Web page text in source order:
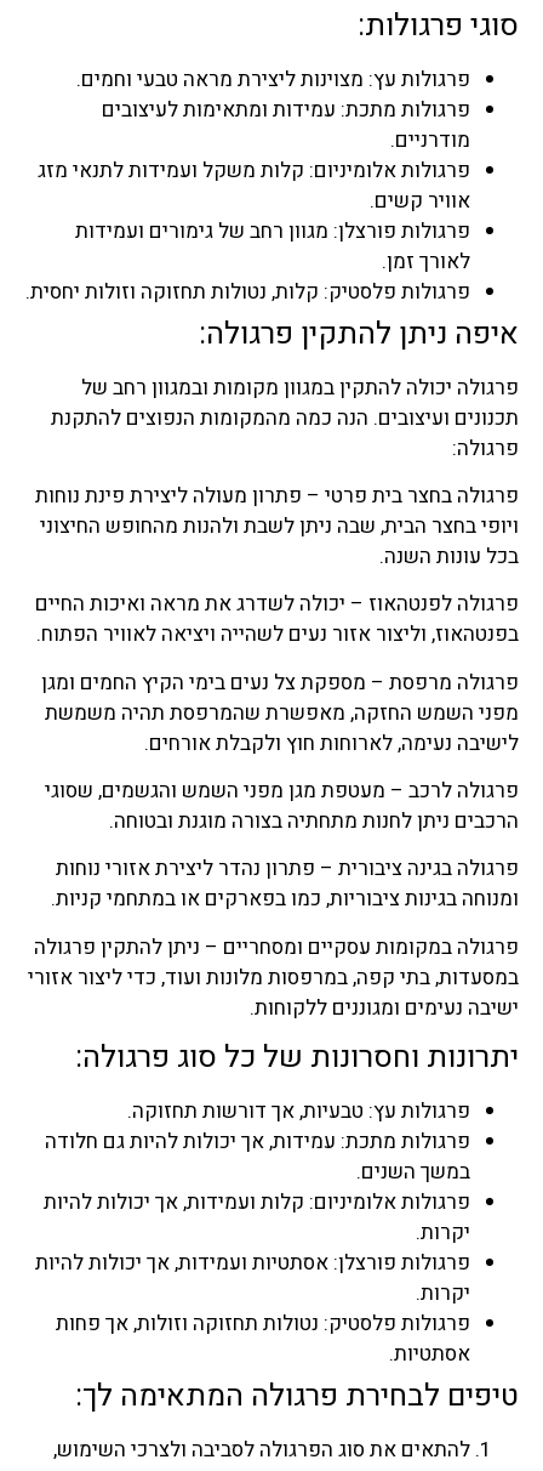
סוגי פרגולות:
פרגולות עץ: מצוינות ליצירת מראה טבעי וחמים.
פרגולות מתכת: עמידות ומתאימות לעיצובים
מודרניים.
פרגולות אלומיניום: קלות משקל ועמידות לתנאי מזג
אוויר קשים.
פרגולות פורצלן: מגוון רחב של גימורים ועמידות
לאורך זמן.
פרגולות פלסטיק: קלות, נטולות תחזוקה וזולות יחסית.
איפה ניתן להתקין פרגולה:
פרגולה יכולה להתקין במגוון מקומות ובמגוון רחב של
תכנונים ועיצובים. הנה כמה מהמקומות הנפוצים להתקנת
פרגולה:
פרגולה בחצר בית פרטי – פתרון מעולה ליצירת פינת נוחות
ויופי בחצר הבית, שבה ניתן לשבת ולהנות מהחופש החיצוני
בכל עונות השנה.
פרגולה לפנטהאוז – יכולה לשדרג את מראה ואיכות החיים
בפנטהאוז, וליצור אזור נעים לשהייה ויציאה לאוויר הפתוח.
פרגולה מרפסת – מספקת צל נעים בימי הקיץ החמים ומגן
מפני השמש החזקה, מאפשרת שהמרפסת תהיה משמשת
לישיבה נעימה, לארוחות חוץ ולקבלת אורחים.
פרגולה לרכב – מעטפת מגן מפני השמש והגשמים, שסוגי
הרכבים ניתן לחנות מתחתיה בצורה מוגנת ובטוחה.
פרגולה בגינה ציבורית – פתרון נהדר ליצירת אזורי נוחות
ומנוחה בגינות ציבוריות, כמו בפארקים או במתחמי קניות.
פרגולה במקומות עסקיים ומסחריים – ניתן להתקין פרגולה
במסעדות, בתי קפה, במרפסות מלונות ועוד, כדי ליצור אזורי
ישיבה נעימים ומגוננים ללקוחות.
יתרונות וחסרונות של כל סוג פרגולה:
פרגולות עץ: טבעיות, אך דורשות תחזוקה.
פרגולות מתכת: עמידות, אך יכולות להיות גם חלודה
במשך השנים.
פרגולות אלומיניום: קלות ועמידות, אך יכולות להיות
יקרות.
פרגולות פורצלן: אסתטיות ועמידות, אך יכולות להיות
יקרות.
פרגולות פלסטיק: נטולות תחזוקה וזולות, אך פחות
אסתטיות.
טיפים לבחירת פרגולה המתאימה לך:
להתאים את סוג הפרגולה לסביבה ולצרכי השימוש,